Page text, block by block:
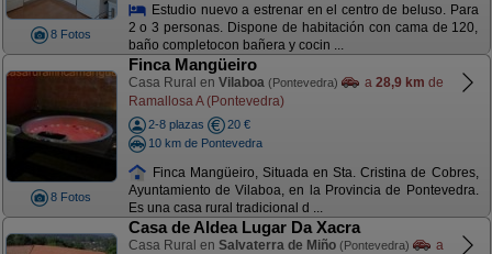
8 Fotos
Estudio nuevo a estrenar en el centro de beluso. Para
2 o 3 personas. Dispone de habitación con cama de 120,
baño completocon bañera y cocin ...
8 Fotos
Finca Mangüeiro
Casa Rural en Vilaboa (Pontevedra) a 28,9 km de
Ramallosa A (Pontevedra)
2-8 plazas
20 €
10 km de Pontevedra
Finca Mangüeiro, Situada en Sta. Cristina de Cobres,
Ayuntamiento de Vilaboa, en la Provincia de Pontevedra.
Es una casa rural tradicional d ...
Casa de Aldea Lugar Da Xacra
Casa Rural en Salvaterra de Miño (Pontevedra)
a